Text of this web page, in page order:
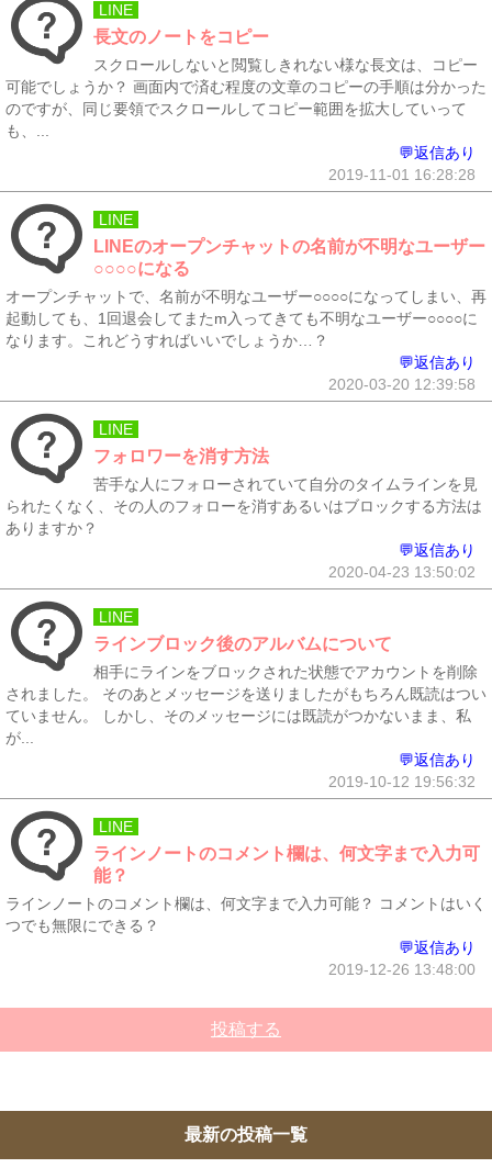
LINE
長文のノートをコピー
スクロールしないと閲覧しきれない様な長文は、コピー
可能でしょうか？ 画面内で済む程度の文章のコピーの手順は分かった
のですが、同じ要領でスクロールしてコピー範囲を拡大していって
も、...
💬返信あり
2019-11-01 16:28:28
LINE
LINEのオープンチャットの名前が不明なユーザー
○○○○になる
オープンチャットで、名前が不明なユーザー○○○○になってしまい、再
起動しても、1回退会してまたm入ってきても不明なユーザー○○○○に
なります。これどうすればいいでしょうか…？
💬返信あり
2020-03-20 12:39:58
LINE
フォロワーを消す方法
苦手な人にフォローされていて自分のタイムラインを見
られたくなく、その人のフォローを消すあるいはブロックする方法は
ありますか？
💬返信あり
2020-04-23 13:50:02
LINE
ラインブロック後のアルバムについて
相手にラインをブロックされた状態でアカウントを削除
されました。 そのあとメッセージを送りましたがもちろん既読はつい
ていません。 しかし、そのメッセージには既読がつかないまま、私
が...
💬返信あり
2019-10-12 19:56:32
LINE
ラインノートのコメント欄は、何文字まで入力可
能？
ラインノートのコメント欄は、何文字まで入力可能？ コメントはいく
つでも無限にできる？
💬返信あり
2019-12-26 13:48:00
投稿する
最新の投稿一覧